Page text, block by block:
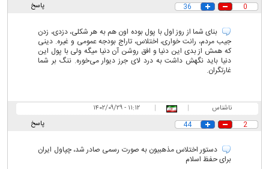
پاسخ
0
36
بنای شما از روز اول با پول بوده اون هم به هر شکلی، دزدی، زدن
جیب مردم، رانت خواری، اختلاس، تاراج بودجه عمومی و غیره. دینی
که همش از بدی این دنیا و افق روشن آن دنیا میگه ولی با پول این
دنیا باید نگهش داشت به درد لای جرز دیوار می‌خوره. ننگ بر شما
غارتگران.
ناشناس |
|
۱۱:۱۲ - ۱۴۰۲/۰۹/۲۹
پاسخ
2
44
دستور اختلاس مذهبیون به صورت رسمی صادر شد، چپاول ایران
برای حفظ اسلام